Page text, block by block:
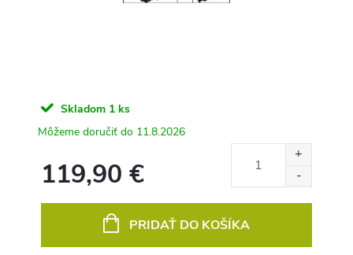
Skladom 1 ks
11.8.2026
119,90 €
PRIDAŤ DO KOŠÍKA